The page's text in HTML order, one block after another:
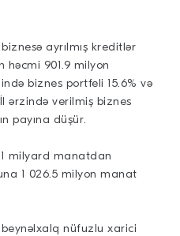
ayrılmış kreditlər
həcmi 901.9 milyon
biznes portfeli 15.6% və
ərzində verilmiş biznes
payına düşür.
milyard manatdan
1 026.5 milyon manat
nüfuzlu xarici